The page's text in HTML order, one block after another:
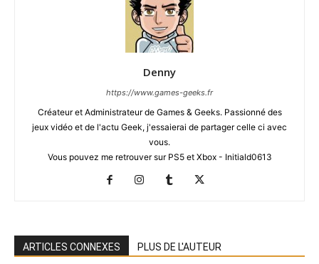
Denny
https://www.games-geeks.fr
Créateur et Administrateur de Games & Geeks. Passionné des
jeux vidéo et de l'actu Geek, j'essaierai de partager celle ci avec
vous.
Vous pouvez me retrouver sur PS5 et Xbox - Initiald0613
ARTICLES CONNEXES PLUS DE L'AUTEUR